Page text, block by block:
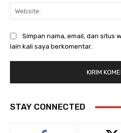
Simpan nama, email, dan situs
lain kali saya berkomentar.
STAY CONNECTED